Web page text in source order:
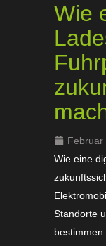
Wie
Februar
Wie eine
Standorte